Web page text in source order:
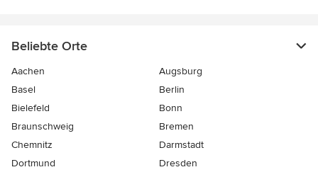
Beliebte Orte
Aachen
Augsburg
Basel
Berlin
Bielefeld
Bonn
Braunschweig
Bremen
Chemnitz
Darmstadt
Dortmund
Dresden